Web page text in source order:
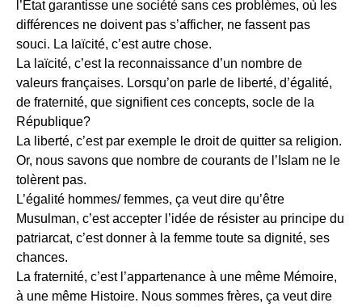
l’État garantisse une société sans ces problèmes, où les
différences ne doivent pas s’afficher, ne fassent pas
souci. La laïcité, c’est autre chose.
La laïcité, c’est la reconnaissance d’un nombre de
valeurs françaises. Lorsqu’on parle de liberté, d’égalité,
de fraternité, que signifient ces concepts, socle de la
République?
La liberté, c’est par exemple le droit de quitter sa religion.
Or, nous savons que nombre de courants de l’Islam ne le
tolèrent pas.
L’égalité hommes/ femmes, ça veut dire qu’être
Musulman, c’est accepter l’idée de résister au principe du
patriarcat, c’est donner à la femme toute sa dignité, ses
chances.
La fraternité, c’est l’appartenance à une même Mémoire,
à une même Histoire. Nous sommes frères, ça veut dire